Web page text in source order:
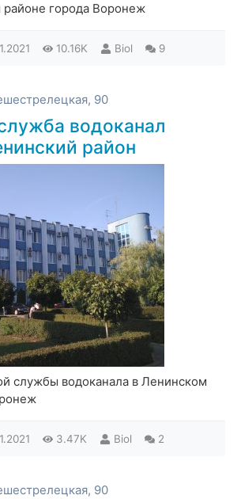
города Воронеж
10.16K Biol 9
90
водоканал
район
службы водоканала в Ленинском
3.47K Biol 2
90